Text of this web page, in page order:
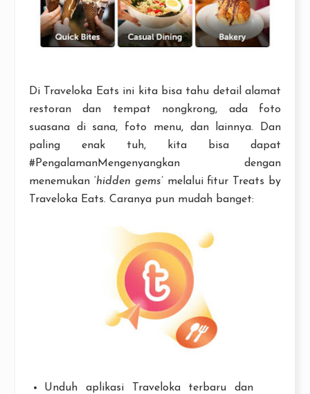
Di Traveloka Eats ini kita bisa tahu detail alamat
restoran dan tempat nongkrong, ada foto
suasana di sana, foto menu, dan lainnya. Dan
paling enak tuh, kita bisa dapat
#PengalamanMengenyangkan dengan
menemukan ‘hidden gems’ melalui fitur Treats by
Traveloka Eats. Caranya pun mudah banget:
Unduh aplikasi Traveloka terbaru dan